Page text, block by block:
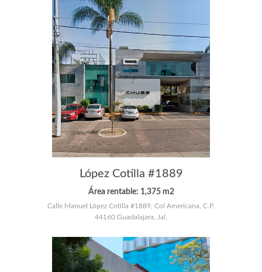
López Cotilla #1889
Área rentable: 1,375 m2
Calle Manuel López Cotilla #1889, Col Americana, C.P.
44160 Guadalajara, Jal.